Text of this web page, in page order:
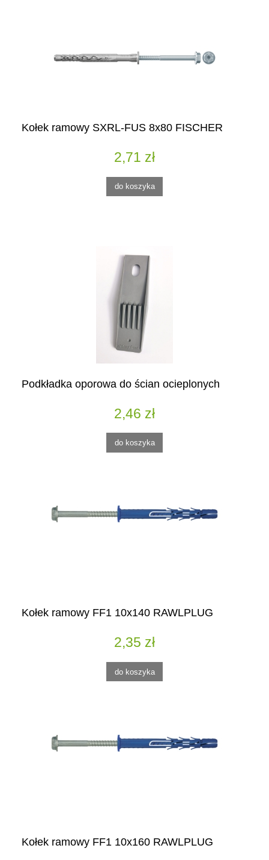
Kołek ramowy SXRL-FUS 8x80 FISCHER
2,71 zł
do koszyka
Podkładka oporowa do ścian ocieplonych
2,46 zł
do koszyka
Kołek ramowy FF1 10x140 RAWLPLUG
2,35 zł
do koszyka
Kołek ramowy FF1 10x160 RAWLPLUG